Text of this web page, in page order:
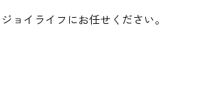
ョイライフにお任せください。